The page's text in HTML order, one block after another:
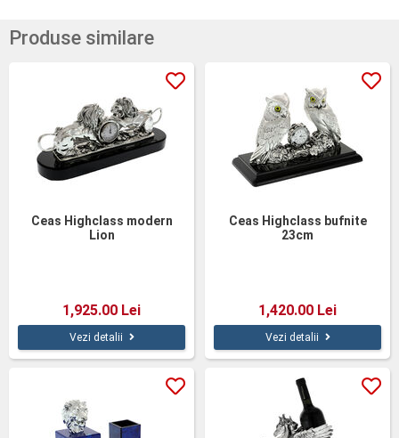
Produse similare
Ceas Highclass modern
Lion
1,925.00 Lei
Vezi detalii
Ceas Highclass bufnite
23cm
1,420.00 Lei
Vezi detalii